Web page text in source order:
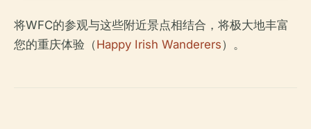
将WFC的参观与这些附近景点相结合，将极大地丰富
您的重庆体验（Happy Irish Wanderers）。